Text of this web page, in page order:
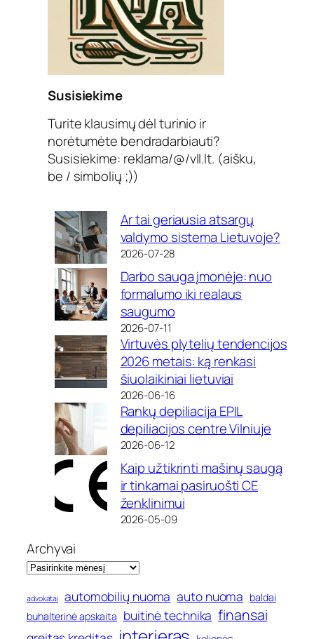
Susisiekime
Turite klausimų dėl turinio ir
norėtumėte bendradarbiauti?
Susisiekime: reklama/@/vll.lt. (aišku,
be / simbolių ;))
Ar tai geriausia atsargų
valdymo sistema Lietuvoje?
2026-07-28
Darbo sauga įmonėje: nuo
formalumo iki realaus
saugumo
2026-07-11
Virtuvės plytelių tendencijos
2026 metais: ką renkasi
šiuolaikiniai lietuviai
2026-06-16
Rankų depiliacija EPIL
depiliacijos centre Vilniuje
2026-06-12
Kaip užtikrinti mašinų saugą
ir tinkamai pasiruošti CE
ženklinimui
2026-05-09
Archyvai
advokatai automobilių nuoma auto nuoma baldai
buhalterinė apskaita buitinė technika finansai